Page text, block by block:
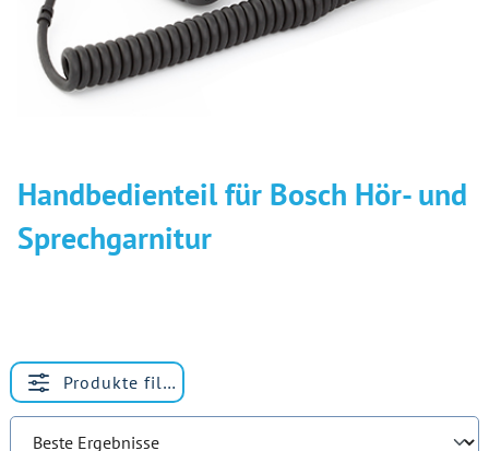
Handbedienteil für Bosch Hör- und
Sprechgarnitur
Produkte filtern